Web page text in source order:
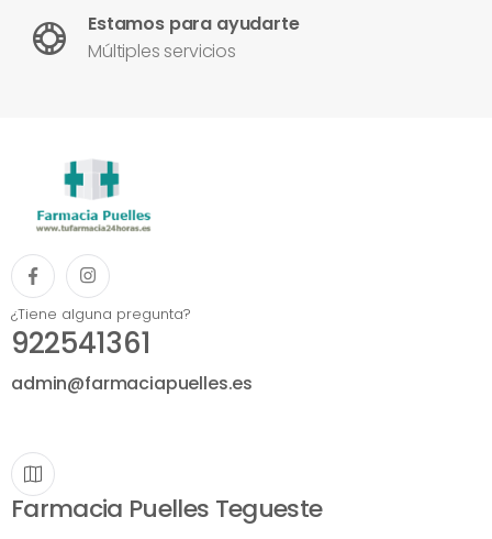
Estamos para ayudarte
Múltiples servicios
¿Tiene alguna pregunta?
922541361
admin@farmaciapuelles.es
Farmacia Puelles Tegueste